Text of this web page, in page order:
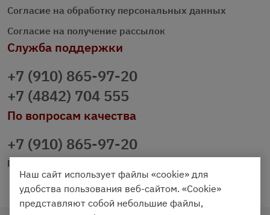
Согласие на обработку персональных данных
Согласие на получение рассылок
Служба поддержки
+7 (910) 865-97-20
+7 (4842) 704 555
По вопросам качества
+7 (910) 865-97-20
prazdnichniy40@palmi.ru
Наш сайт использует файлы «cookie» для
удобства пользования веб-сайтом. «Cookie»
представляют собой небольшие файлы,